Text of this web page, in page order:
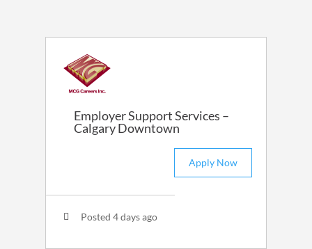
Employer Support Services –
Calgary Downtown
Apply Now
Posted 4 days ago